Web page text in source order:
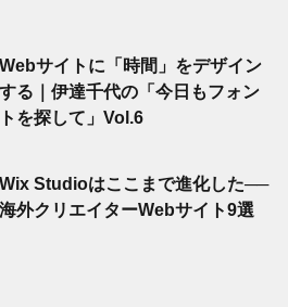
Webサイトに「時間」をデザイン
する｜伊達千代の「今日もフォン
トを探して」Vol.6
Wix Studioはここまで進化した──
海外クリエイターWebサイト9選